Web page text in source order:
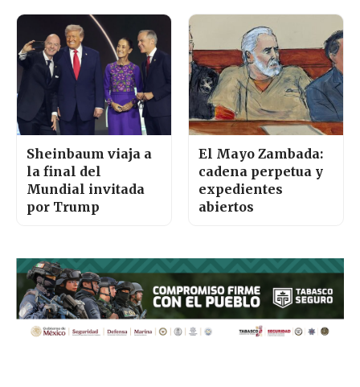
Sheinbaum viaja a
la final del
Mundial invitada
por Trump
El Mayo Zambada:
cadena perpetua y
expedientes
abiertos